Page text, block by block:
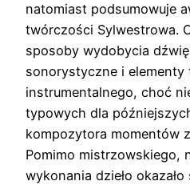
natomiast podsumowuje
twórczości Sylwestrowa.
sposoby wydobycia
sonorystyczne i elementy
instrumentalnego, choć
typowych dla
kompozytora momentów
Pomimo mistrzowskiego,
wykonania dzieło